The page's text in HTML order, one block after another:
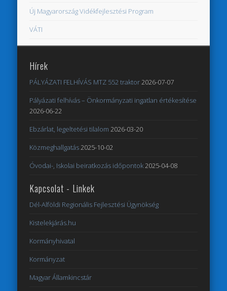
Új Magyarország Vidékfejlesztési Program
VÁTI
Hírek
PÁLYÁZATI FELHÍVÁS MTZ 552 traktor2026-07-07
Pályázati felhívás – Önkormányzati ingatlan értékesítése
2026-06-22
Ebzárlat, legeltetési tilalom 2026-03-20
Közmeghallgatás2025-10-02
Óvodai-, Iskolai beiratkozás időpontok2025-04-08
Kapcsolat - Linkek
Dél-Alföldi Regionális Fejlesztési Ügynökség
Kistelekjárás.hu
Kormányhivatal
Kormányzat
Magyar Államkincstár